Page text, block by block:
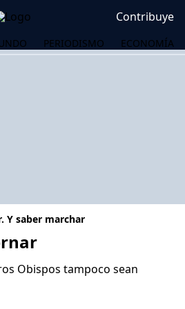
Contribuye
PERIODISMO ECONOMÍA
Y saber marchar
Obispos tampoco sean